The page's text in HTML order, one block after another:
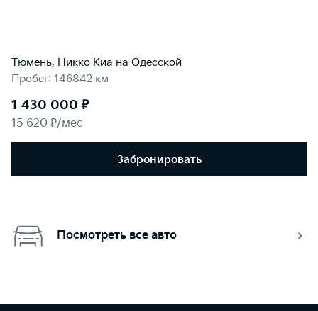
Тюмень, Никко Kиа на Одесской
Пробег: 146842 км
1 430 000 ₽
15 620 ₽/мес
Забронировать
Посмотреть все авто